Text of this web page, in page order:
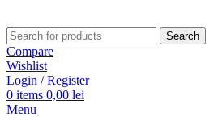
Search
Compare
Wishlist
Login / Register
0 items 0,00 lei
Menu